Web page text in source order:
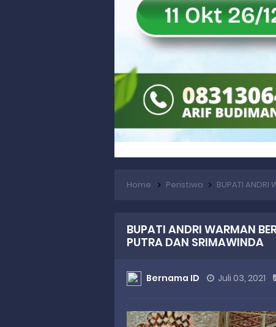
Rahmat Saleh Nilai Penataan
Home Peristiwa BUPATI ANDRI
BUPATI ANDRI WARMAN
PUTRA DAN SRIMAWINDA
Bernama ID Juli 03, 2021